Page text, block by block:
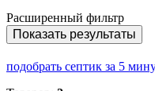
Расширенный фильтр
Показать результаты
подобрать септик за 5